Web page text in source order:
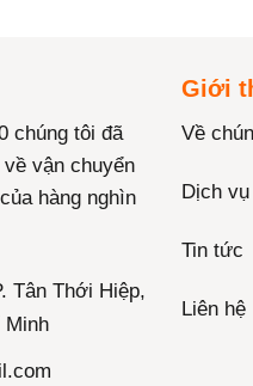
chúng tôi đã
vận chuyển
hàng nghìn
Tân Thới Hiệp,
Minh
Giới
Về
Dịch vụ
Tin tức
Liên hệ